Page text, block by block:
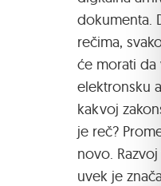
dokumenta.
rečima,
će morati da
elektronsku
kakvoj
je reč?
novo.
uvek je